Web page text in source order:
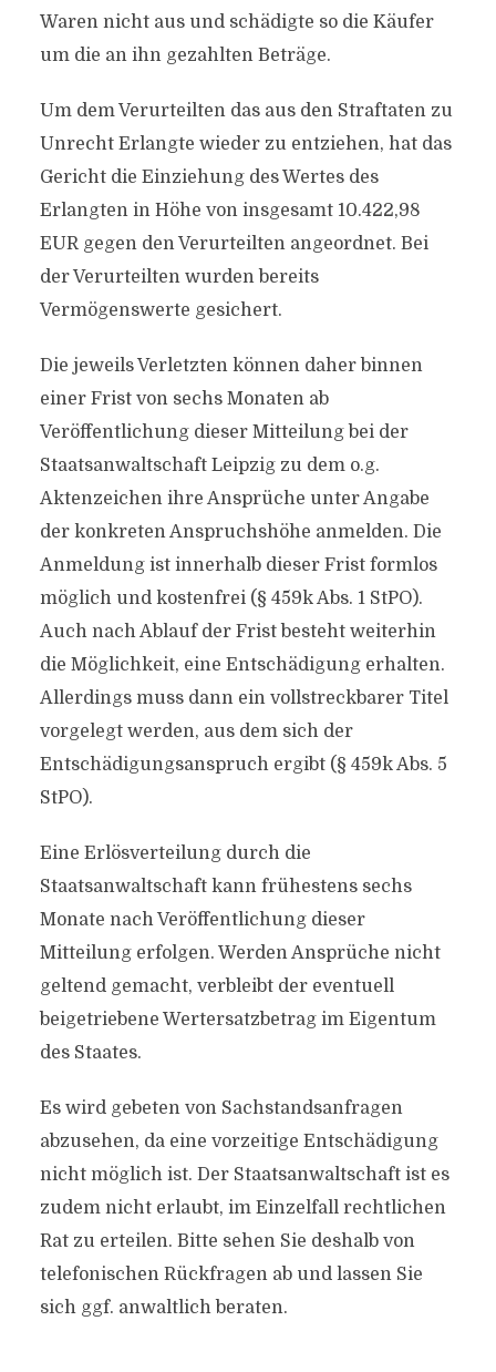
Waren nicht aus und schädigte so die Käufer
um die an ihn gezahlten Beträge.
Um dem Verurteilten das aus den Straftaten zu
Unrecht Erlangte wieder zu entziehen, hat das
Gericht die Einziehung des Wertes des
Erlangten in Höhe von insgesamt 10.422,98
EUR gegen den Verurteilten angeordnet. Bei
der Verurteilten wurden bereits
Vermögenswerte gesichert.
Die jeweils Verletzten können daher binnen
einer Frist von sechs Monaten ab
Veröffentlichung dieser Mitteilung bei der
Staatsanwaltschaft Leipzig zu dem o.g.
Aktenzeichen ihre Ansprüche unter Angabe
der konkreten Anspruchshöhe anmelden. Die
Anmeldung ist innerhalb dieser Frist formlos
möglich und kostenfrei (§ 459k Abs. 1 StPO).
Auch nach Ablauf der Frist besteht weiterhin
die Möglichkeit, eine Entschädigung erhalten.
Allerdings muss dann ein vollstreckbarer Titel
vorgelegt werden, aus dem sich der
Entschädigungsanspruch ergibt (§ 459k Abs. 5
StPO).
Eine Erlösverteilung durch die
Staatsanwaltschaft kann frühestens sechs
Monate nach Veröffentlichung dieser
Mitteilung erfolgen. Werden Ansprüche nicht
geltend gemacht, verbleibt der eventuell
beigetriebene Wertersatzbetrag im Eigentum
des Staates.
Es wird gebeten von Sachstandsanfragen
abzusehen, da eine vorzeitige Entschädigung
nicht möglich ist. Der Staatsanwaltschaft ist es
zudem nicht erlaubt, im Einzelfall rechtlichen
Rat zu erteilen. Bitte sehen Sie deshalb von
telefonischen Rückfragen ab und lassen Sie
sich ggf. anwaltlich beraten.